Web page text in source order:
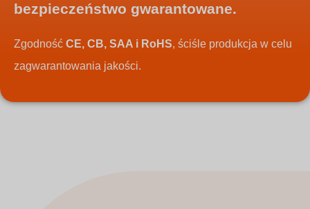
bezpieczeństwo gwarantowane.
Zgodność CE, CB, SAA i RoHS, ściśle produkcja w celu
zagwarantowania jakości.